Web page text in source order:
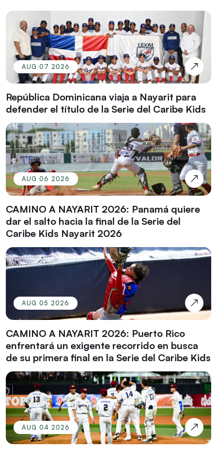
AUG 07 2026
República Dominicana viaja a Nayarit para
defender el título de la Serie del Caribe Kids
AUG 06 2026
CAMINO A NAYARIT 2026: Panamá quiere
dar el salto hacia la final de la Serie del
Caribe Kids Nayarit 2026
AUG 05 2026
CAMINO A NAYARIT 2026: Puerto Rico
enfrentará un exigente recorrido en busca
de su primera final en la Serie del Caribe Kids
AUG 04 2026